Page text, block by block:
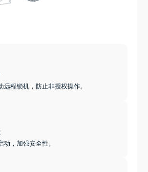
远程锁机，防止非授权操作。
动，加强安全性。